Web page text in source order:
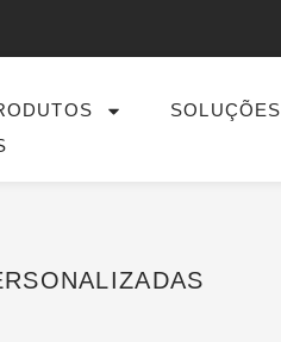
SOLUÇÕES